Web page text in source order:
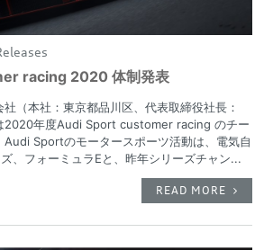
racing 2020 体制発表
（本社：東京都品川区、代表取締役社長：
2020年度Audi Sport customer racing のチー
Audi Sportのモータースポーツ活動は、電気自
、フォーミュラEと、昨年シリーズチャン...
READ MORE